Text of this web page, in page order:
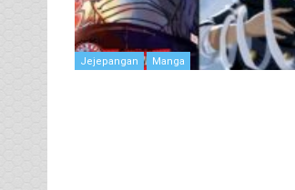
Jejepangan Manga